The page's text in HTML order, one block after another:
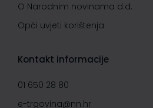
O Narodnim novinama d.d.
Opći uvjeti korištenja
Kontakt informacije
01 650 28 80
e-trgovina@nn.hr